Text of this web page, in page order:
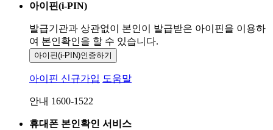
아이핀(i-PIN)
발급기관과 상관없이 본인이 발급받은 아이핀을 이용하
여 본인확인을 할 수 있습니다.
아이핀(i-PIN)인증하기
아이핀 신규가입 도움말
안내 1600-1522
휴대폰 본인확인 서비스